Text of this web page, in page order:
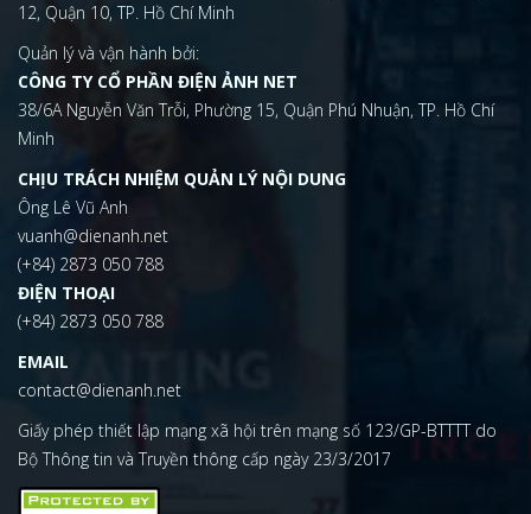
12, Quận 10, TP. Hồ Chí Minh
Quản lý và vận hành bởi:
CÔNG TY CỔ PHẦN ĐIỆN ẢNH NET
38/6A Nguyễn Văn Trỗi, Phường 15, Quận Phú Nhuận, TP. Hồ Chí
Minh
CHỊU TRÁCH NHIỆM QUẢN LÝ NỘI DUNG
Ông Lê Vũ Anh
vuanh@dienanh.net
(+84) 2873 050 788
ĐIỆN THOẠI
(+84) 2873 050 788
EMAIL
contact@dienanh.net
Giấy phép thiết lập mạng xã hội trên mạng số 123/GP-BTTTT do
Bộ Thông tin và Truyền thông cấp ngày 23/3/2017